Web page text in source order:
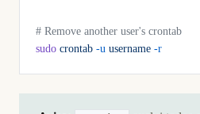
# Remove another user's crontab
sudo crontab -u username -r